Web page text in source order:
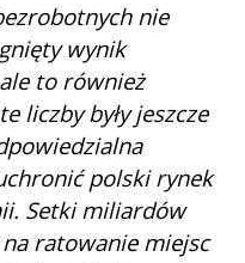
nie
wynik
to również
liczby były jeszcze
polski rynek
Setki miliardów
ratowanie miejsc